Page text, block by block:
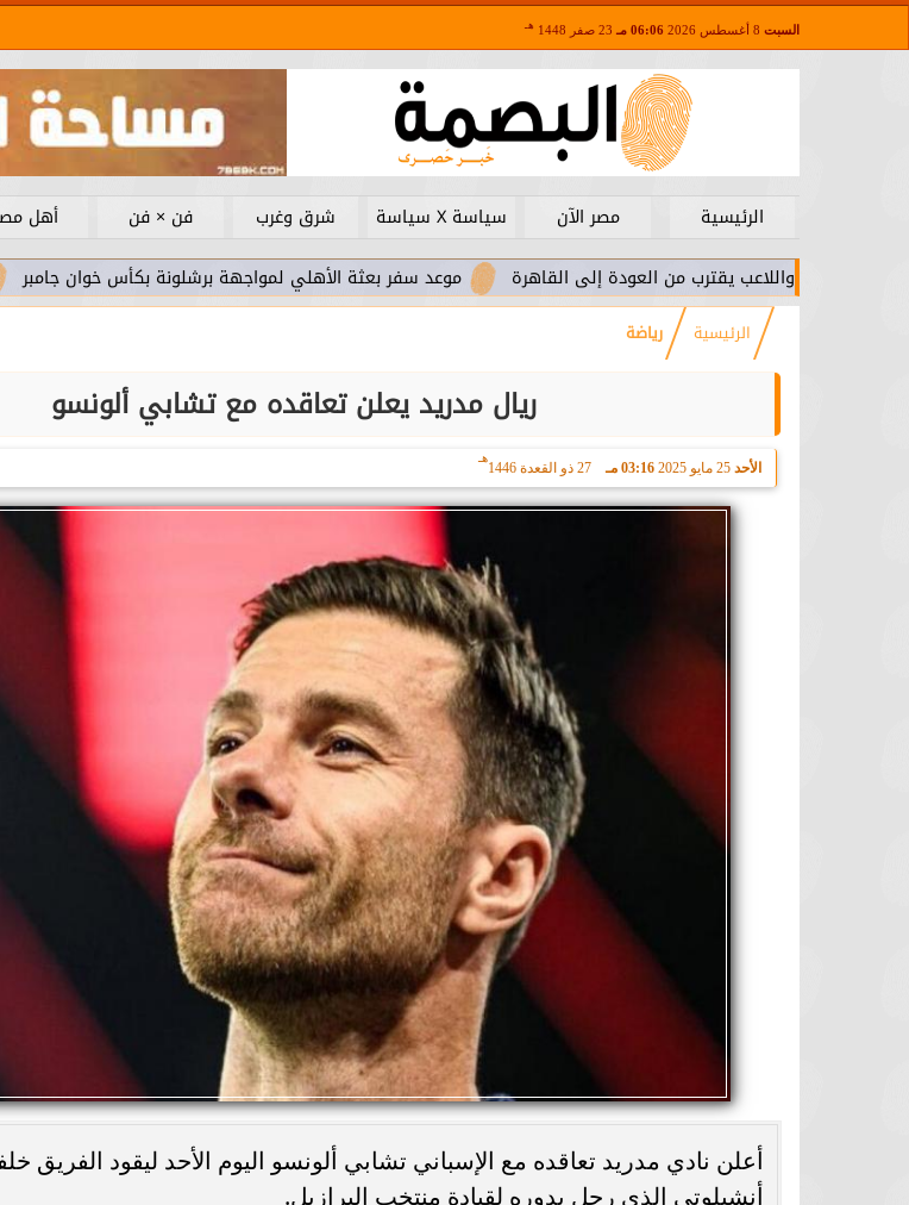
السبت 06:06 مـ 23 صفر 1448 هـ
الرئيسية مصر الآن سياسة X سياسة شرق وغرب فن × فن أهل
موعد سفر بعثة الأهلي لمواجهة برشلونة بكأس خوان جامبر واللاعب يقترب من العودة إلى القاهرة
الرئيسية رياضة
ريال مدريد يعلن تعاقده مع تشابي ألونسو
الأحد 25 مايو 2025 03:16 مـ 27 ذو القعدة 1446
هـ
أعلن نادي مدريد تعاقده مع الإسباني تشابي ألونسو اليوم الأحد ليقود الفريق
أنشيلوتي الذي رحل بدوره لقيادة منتخب البرازيل.